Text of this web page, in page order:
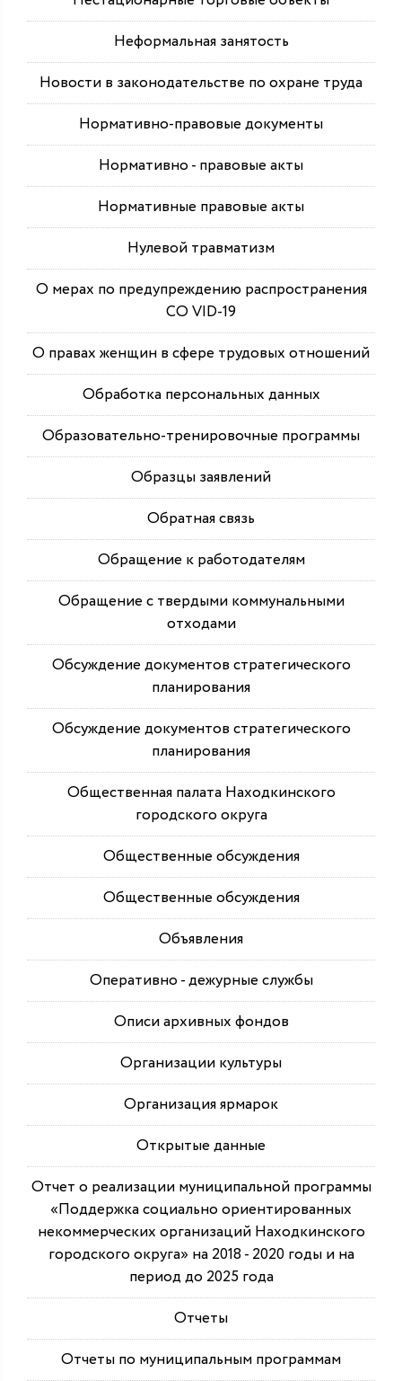
Неформальная занятость
Новости в законодательстве по охране труда
Нормативно-правовые документы
Нормативно - правовые акты
Нормативные правовые акты
Нулевой травматизм
О мерах по предупреждению распространения
СО VID-19
О правах женщин в сфере трудовых отношений
Обработка персональных данных
Образовательно-тренировочные программы
Образцы заявлений
Обратная связь
Обращение к работодателям
Обращение с твердыми коммунальными
отходами
Обсуждение документов стратегического
планирования
Обсуждение документов стратегического
планирования
Общественная палата Находкинского
городского округа
Общественные обсуждения
Общественные обсуждения
Объявления
Оперативно - дежурные службы
Описи архивных фондов
Организации культуры
Организация ярмарок
Открытые данные
Отчет о реализации муниципальной программы
«Поддержка социально ориентированных
некоммерческих организаций Находкинского
городского округа» на 2018 - 2020 годы и на
период до 2025 года
Отчеты
Отчеты по муниципальным программам